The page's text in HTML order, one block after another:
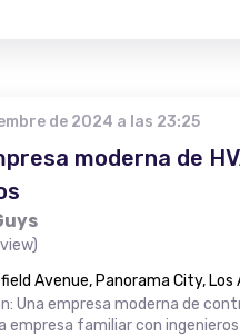
de 2024 a las 23:25
moderna de
Avenue, Panorama City, Los
Una empresa moderna de
empresa familiar con